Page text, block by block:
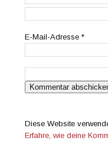
E-Mail-Adresse*
Diese Website
Erfahre, wie deine